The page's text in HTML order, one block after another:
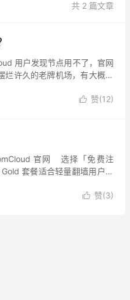
共 2 篇文章
用户发现节点用不了，官网
烂许久的老牌机场，有大概率
 赞(12)
官网 选择「免费注
套餐适合轻量翻墙用户。
 赞(3)